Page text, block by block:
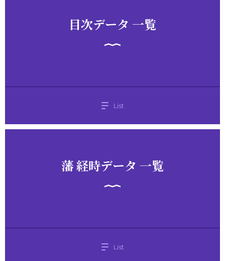
目次データ 一覧
List
藩 経時データ 一覧
List